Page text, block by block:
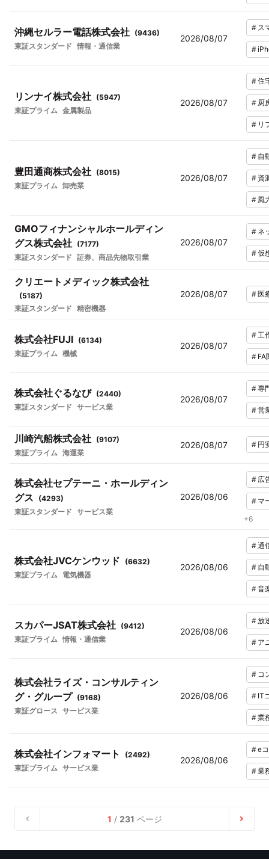
沖縄セルラー電話株式会社 (9436)
東証スタンダード 情報・通信業
2026/08/07
# ス
#
リンナイ株式会社 (5947)
東証プライム 金属製品
2026/08/07
#住
# 厨
# リ
豊田通商株式会社 (8015)
東証プライム 卸売業
2026/08/07
# 自
# 資
# 風
GMOフィナンシャルホールディン
グス株式会社 (7177)
東証スタンダード 証券、商品先物取引業
2026/08/07
# ネ
#仮
クリエートメディック株式会社
(5187)
東証スタンダード 精密機器
2026/08/07 #医
株式会社FUJI (6134)
東証プライム 機械
2026/08/07
#工
# FA
株式会社ぐるなび (2440)
東証スタンダード サービス業
2026/08/07
#専
#営
川崎汽船株式会社 (9107)
東証プライム 海運業
2026/08/07 # 円
株式会社セプテーニ・ホールディン
グス
(4293)
東証スタンダード サービス業
2026/08/06
# 広
# マ
+6
株式会社JVCケンウッド (6632)
東証プライム 電気機器
2026/08/06
#通
# 自
#音
スカパーJSAT株式会社 (9412)
東証プライム 情報・通信業
2026/08/06
#放
# ア
株式会社ライズ・コンサルティン
グ・グループ (9168)
東証グロース サービス業
2026/08/06
# コ
# IT
#業
株式会社インフォマート (2492)
東証プライム サービス業
2026/08/06
#e
#業
1 / 231 ページ